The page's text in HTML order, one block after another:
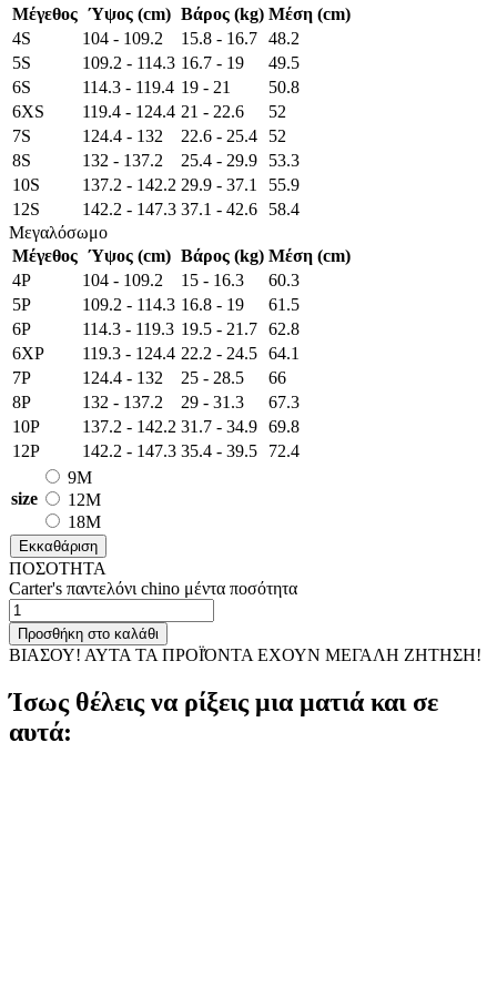
Μέγεθος Ύψος (cm) Βάρος (kg) Μέση (cm)
4S
104 - 109.2 15.8 - 16.7 48.2
5S
109.2 - 114.3 16.7 - 19
49.5
6S
114.3 - 119.4 19 - 21
50.8
6XS
119.4 - 124.4 21 - 22.6
52
7S
124.4 - 132 22.6 - 25.4
52
8S
132 - 137.2 25.4 - 29.9
53.3
10S
137.2 - 142.2 29.9 - 37.1
55.9
12S
142.2 - 147.3 37.1 - 42.6
58.4
Μεγαλόσωμο
Μέγεθος Ύψος (cm) Βάρος (kg) Μέση (cm)
4P
104 - 109.2 15 - 16.3
60.3
5P
109.2 - 114.3 16.8 - 19
61.5
6P
114.3 - 119.3 19.5 - 21.7 62.8
6XP
119.3 - 124.4 22.2 - 24.5 64.1
7P
124.4 - 132 25 - 28.5
66
8P
132 - 137.2 29 - 31.3
67.3
10P
137.2 - 142.2 31.7 - 34.9 69.8
12P
142.2 - 147.3 35.4 - 39.5 72.4
size
9M
12M
18M
Εκκαθάριση
ΠΟΣΟΤΗΤΑ
Carter's παντελόνι chino μέντα ποσότητα
Προσθήκη στο καλάθι
ΒΙΑΣΟΥ! ΑΥΤΑ ΤΑ ΠΡΟΪΌΝΤΑ ΕΧΟΥΝ ΜΕΓΑΛΗ ΖΗΤΗΣΗ!
Ίσως θέλεις να ρίξεις μια ματιά και σε
αυτά: